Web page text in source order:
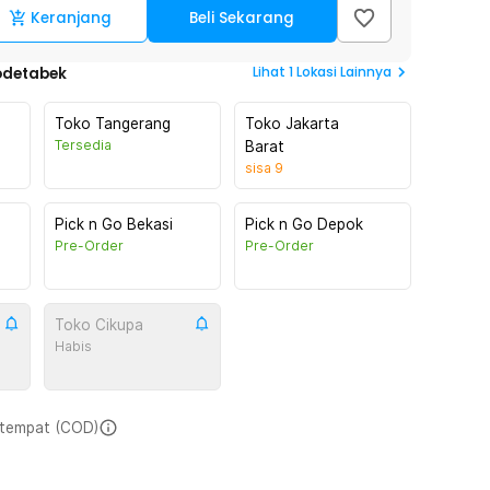
Keranjang Beli Sekarang
Lihat 1Lokasi Lainnya
Toko Tangerang
Tersedia
Toko Jakarta
Barat
sisa 9
Pick n Go Bekasi
Pre-Order
Pick n Go Depok
Pre-Order
Toko Cikupa
Habis
(COD)